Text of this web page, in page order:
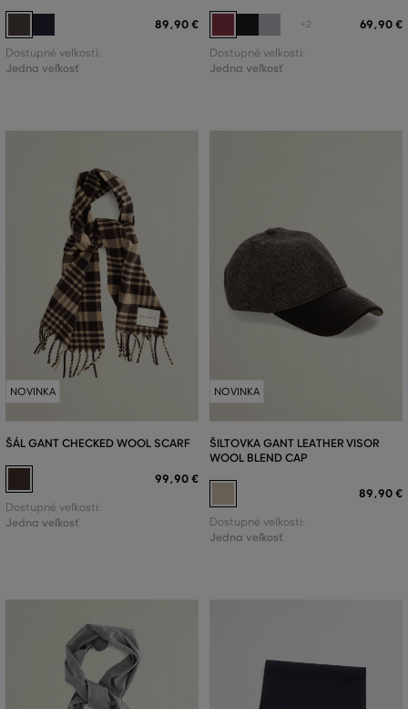
89,90 €
Dostupné veľkosti:
Jedna veľkosť
+2 69,90 €
Dostupné veľkosti:
Jedna veľkosť
NOVINKA
ŠÁL GANT CHECKED WOOL SCARF
99,90 €
Dostupné veľkosti:
Jedna veľkosť
NOVINKA
ŠILTOVKA GANT LEATHER VISOR
WOOL BLEND CAP
89,90 €
Dostupné veľkosti:
Jedna veľkosť